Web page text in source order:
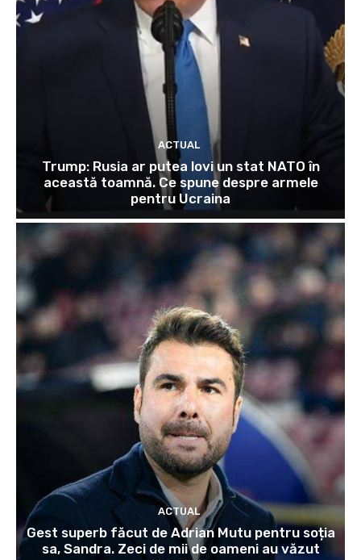
ACTUAL
Trump: Rusia ar putea lovi un stat NATO în
această toamnă. Ce spune despre armele
pentru Ucraina
ACTUAL
Gest superb făcut de Adrian Mutu pentru soția
sa, Sandra. Zeci de mii de oameni au văzut